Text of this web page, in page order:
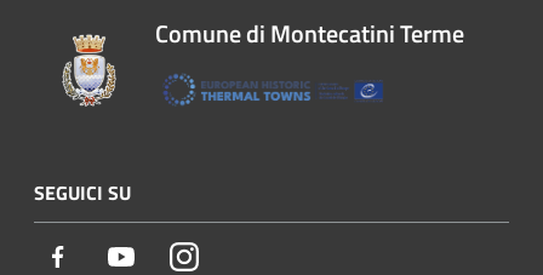
Comune di Montecatini Terme
SEGUICI SU
Facebook YoutubeInstagram